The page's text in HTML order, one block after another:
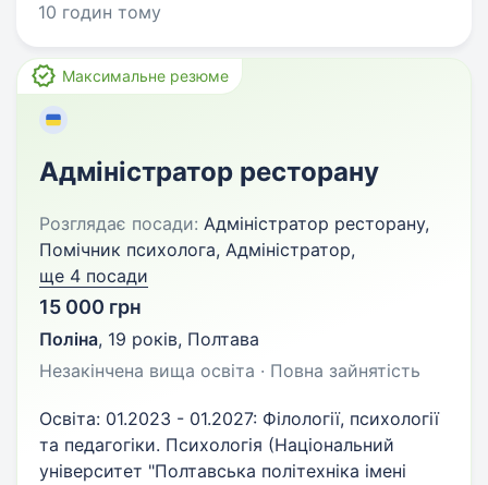
10 годин тому
Максимальне резюме
Адміністратор ресторану
Розглядає посади: Адміністратор ресторану,
Помічник психолога, Адміністратор,
ще 4 посади
15 000 грн
Поліна, 19 років, Полтава
Незакінчена вища освіта · Повна зайнятість
Освіта: 01.2023 - 01.2027: Філології, психології
та педагогіки. Психологія (Національний
університет "Полтавська політехніка імені